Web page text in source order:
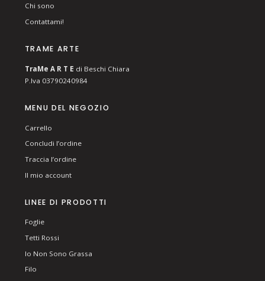
Chi sono
Contattami!
TRAME ARTE
TraMe A R T E di Beschi Chiara
P.Iva 03790240984
MENU DEL NEGOZIO
Carrello
Concludi l’ordine
Traccia l’ordine
Il mio account
LINEE DI PRODOTTI
Foglie
Tetti Rossi
Io Non Sono Grassa
Filo